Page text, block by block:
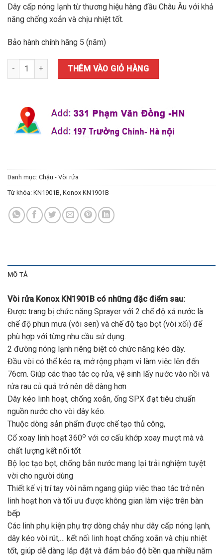
Dây cấp nóng lạnh từ thương hiệu hàng đầu Châu Âu với khả
năng chống xoắn và chịu nhiệt tốt.
Bảo hành chính hãng 5 (năm)
Vòi rửa Konox KN1901B số lượng
THÊM VÀO GIỎ HÀNG
Danh mục: Chậu - Vòi rửa
Từ khóa: KN1901B, Konox KN1901B
MÔ TẢ
Vòi rửa Konox KN1901B có những đặc điểm sau:
Được trang bị chức năng Sprayer với 2 chế độ xả nước là
chế độ phun mưa (vòi sen) và chế độ tạo bọt (vòi xối) để
phù hợp với từng nhu cầu sử dụng.
2 đường nóng lạnh riêng biệt có chức năng kéo dây.
Đầu vòi có thể kéo ra, mở rộng phạm vi làm việc lên đến
76cm. Giúp các thao tác cọ rửa, vệ sinh lấy nước vào nồi và
rửa rau củ quả trở nên dễ dàng hơn
Dây kéo linh hoạt, chống xoắn, ống SPX đạt tiêu chuẩn
nguồn nước cho vòi dây kéo.
Thuộc dòng sản phẩm được chế tạo thủ công,
Cổ xoay linh hoạt 360o với cơ cấu khớp xoay mượt mà và
chất lượng kết nối tốt
Bộ lọc tạo bọt, chống bắn nước mang lại trải nghiệm tuyệt
vời cho người dùng
Thiết kế vị trí tay vòi nằm ngang giúp việc thao tác trở nên
linh hoạt hơn và tối ưu được không gian làm việc trên bàn
bếp
Các linh phụ kiện phụ trợ dòng chảy như dây cấp nóng lạnh,
dây kéo vòi rút,… kết nối linh hoạt chống xoắn và chịu nhiệt
tốt, giúp dễ dàng lắp đặt và đảm bảo độ bền qua nhiều năm